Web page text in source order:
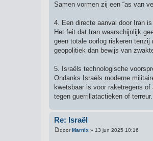
Samen vormen zij een “as van
4. Een directe aanval door Iran
Het feit dat Iran waarschijnlijk
geen totale oorlog riskeren
geopolitiek dan bewijs van
5. Israëls technologische
Ondanks Israëls moderne
kwetsbaar is voor raketregens
tegen guerrillatactieken of terreur.
Re: Israël
doorMarnix » 13 jun 2025 10:16